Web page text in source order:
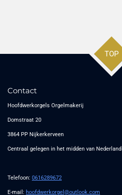
TOP
Contact
Hoofdwerkorgels Orgelmakerij
Domstraat 20
3864 PP Nijkerkerveen
Centraal gelegen in het midden van Nederland
Telefoon: 0616289672
E-mail: hoofdwerkorgel@outlook.com